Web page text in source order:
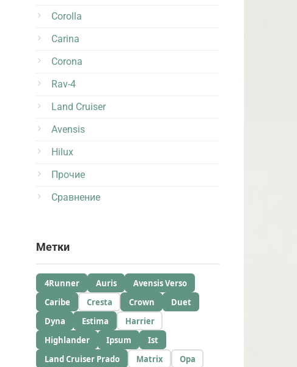
Corolla
Carina
Corona
Rav-4
Land Cruiser
Avensis
Hilux
Прочие
Сравнение
Метки
4Runner Auris
Avensis Verso
Caribe
Cresta Crown
Duet
Dyna
Estima
Harrier
Highlander
Ipsum
Ist
Land Cruiser Prado
Matrix
Opa